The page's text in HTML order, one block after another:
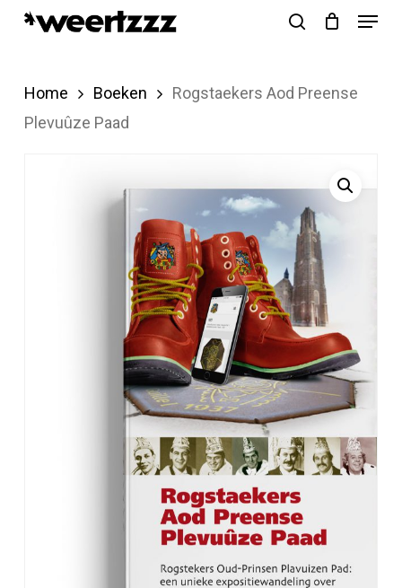
Skip
content
Menu
Home Boeken
Rogstaekers Aod Preense
Plevuûze Paad